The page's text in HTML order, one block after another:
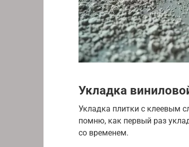
Укладка
Укладка плитки с клеевым
помню, как первый раз
со временем.